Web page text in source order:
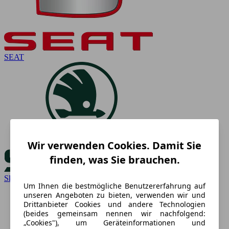
SEAT
Skoda
Wir verwenden Cookies. Damit Sie
finden, was Sie brauchen.
Um Ihnen die bestmögliche Benutzererfahrung auf
unseren Angeboten zu bieten, verwenden wir und
Drittanbieter Cookies und andere Technologien
(beides gemeinsam nennen wir nachfolgend:
„Cookies"), um Geräteinformationen und